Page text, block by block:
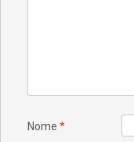
Nome *